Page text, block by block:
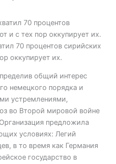
70 процентов сирийских
оккупирует их.
общий интерес
немецкого порядка и
устремлениями,
во Второй мировой войне
предложила
условиях: Легий
в то время как Германия
государство в